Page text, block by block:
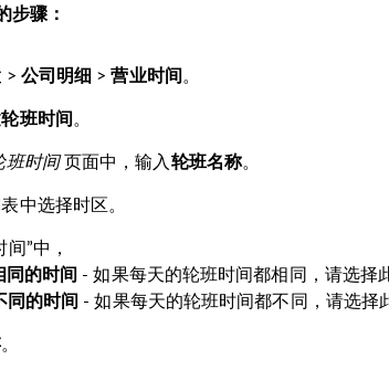
步骤：
> 公司明细 >营业时间。
班时间。
班时间页面中，输入轮班名称。
中选择时区。
”中，
同的时间 - 如果每天的轮班时间都相同，请选择
同的时间 - 如果每天的轮班时间都不同，请选择
。